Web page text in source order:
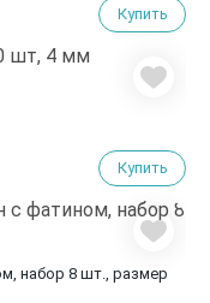
Купить
Купить
набор 8 шт., размер